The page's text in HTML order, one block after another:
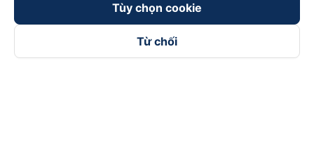
Tùy chọn cookie
Từ chối